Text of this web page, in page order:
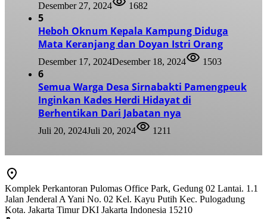
Desember 27, 2024 1682
5
Heboh Oknum Kepala Kampung Diduga
Mata Keranjang dan Doyan Istri Orang
Desember 17, 2024Desember 18, 2024 1503
6
Semua Warga Desa Sirnabakti Pamengpeuk
Inginkan Kades Herdi Hidayat di
Berhentikan Dari Jabatan nya
Juli 20, 2024Juli 20, 2024 1211
Komplek Perkantoran Pulomas Office Park, Gedung 02 Lantai. 1.1
Jalan Jenderal A Yani No. 02 Kel. Kayu Putih Kec. Pulogadung
Kota. Jakarta Timur DKI Jakarta Indonesia 15210